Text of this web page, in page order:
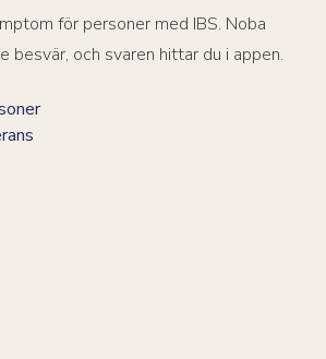
för personer med IBS. Noba
besvär, och svaren hittar du i appen.